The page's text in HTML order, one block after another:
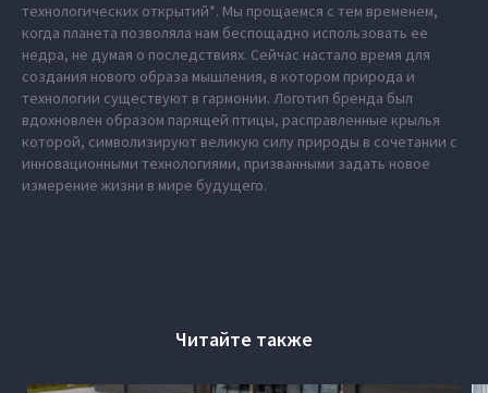
технологических открытий*. Мы прощаемся с тем временем,
когда планета позволяла нам беспощадно использовать ее
недра, не думая о последствиях. Сейчас настало время для
создания нового образа мышления, в котором природа и
технологии существуют в гармонии. Логотип бренда был
вдохновлен образом парящей птицы, расправленные крылья
которой, символизируют великую силу природы в сочетании с
инновационными технологиями, призванными задать новое
измерение жизни в мире будущего.
Читайте также